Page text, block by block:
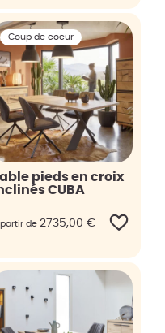
Coup de coeur
pieds en croix
CUBA
de 2735,00 €